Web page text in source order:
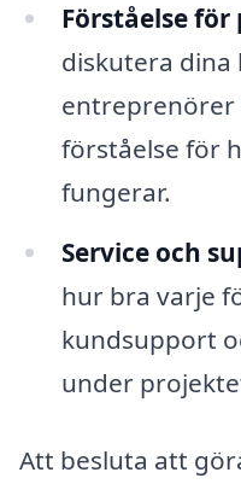
Förståelse för
diskutera dina
förståelse för
fungerar.
Service och
hur bra varje
kundsupport
under
Att besluta att